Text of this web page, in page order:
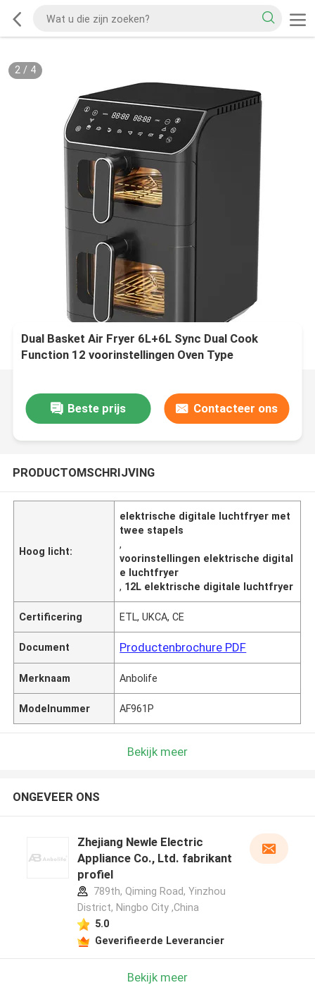
2/ 4
Dual Basket Air Fryer 6L+6L Sync Dual Cook
Function 12 voorinstellingen Oven Type
Beste prijs Contacteer ons
PRODUCTOMSCHRIJVING
Hoog licht:
elektrische digitale luchtfryer met
twee stapels
,
voorinstellingen elektrische digital
e luchtfryer
, 12L elektrische digitale luchtfryer
Certificering ETL, UKCA, CE
Document Productenbrochure PDF
Merknaam Anbolife
Modelnummer AF961P
Bekijk meer
ONGEVEER ONS
Zhejiang Newle Electric
Appliance Co., Ltd. fabrikant
profiel
789th, Qiming Road, Yinzhou
District, Ningbo City ,China
5.0
Geverifieerde Leverancier
Bekijk meer